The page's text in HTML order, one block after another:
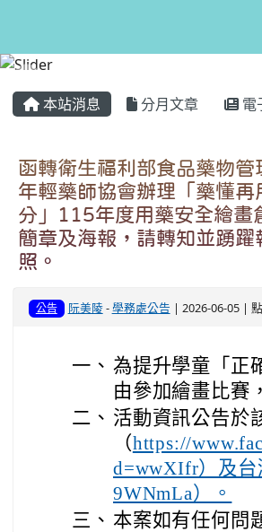
本站消息 分月文章 電
函轉衛生福利部食品藥物管
年輕藥師協會辦理「藥懂再
分」115年度用藥安全繪畫
簡章及海報，請轉知並踴躍
照。
公告 阮美陵-學務處公告 | 2026-06-05 |
一、 為提升學童「正
由參加繪畫比賽
二、 活動資訊公告於
（https://
d=wwXIfr）及台
9WNmLa）。
三、 本案如有任何問